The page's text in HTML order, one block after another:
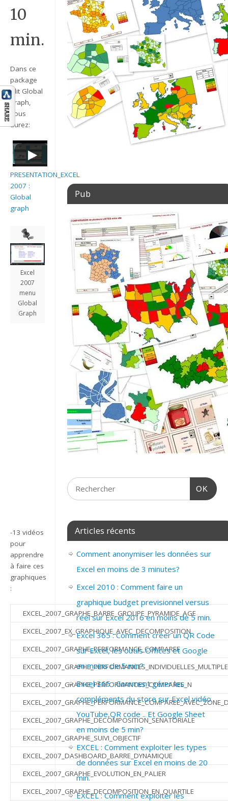
10
min.
Dans ce
package
,dit Global
graph,
vous
aurez:
PRESENTATION_EXCEL
2007 :
Global
graph
Excel
2007
menu
Global
Graph
-13 vidéos
pour
apprendre
à faire ces
graphiques
:
EXCEL_2007_GRAPHE_BARRE_GROUPE_PYRAMIDE_AGE
EXCEL_2007_EX_GRAPHIQUE_AVEC_DECOMPOSITION
EXCEL_2007_GRAPHE_PERFORMANCE_COMPAREE
EXCEL_2007_GRAPHE_PERFORMANCES_COMPAREE_N
EXCEL_2007_GRAPHE_DECOMPOSITION_SENATORIALE
EXCEL_2007_GRAPHE_SUIVI_OBJECTIF
EXCEL_2007_DASHBOARD_BARRE_DYNAMIQUE
EXCEL_2007_GRAPHE_EVOLUTION_EN_PALIER
EXCEL_2007_GRAPHE_DECOMPOSITION_EN_QUARTILE
Pub
OK
Articles récents
Comment anonymiser les données sur
Excel en moins de 3 minutes?
Excel 2010 : Comment faire un
graphique budget previsionnel versus
réel sur Excel 2016 en moins de 5 min.
Excel 365 : Comment créer un QR Code
sur Excel, les outils Offices et Google
en moins de 5 min?
Excel 365 : Comment gérer les
compléments du store sur Excel vidéo
YouTube,QR code .. Et Google Sheet
en moins de 5 min?
EXCEL : Comment exploiter les types
de données sur Excel en moins de 20
min.
EXCEL : Comment exploiter les